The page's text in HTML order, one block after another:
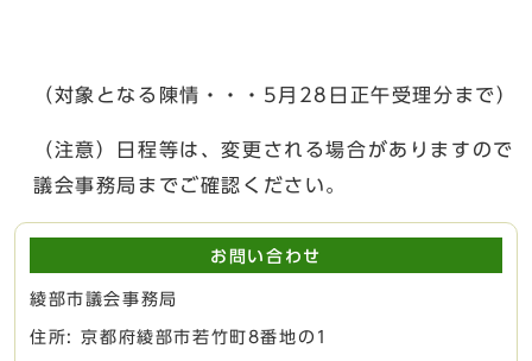
（対象となる陳情・・・5月28日正午受理分まで）
（注意）日程等は、変更される場合がありますので
議会事務局までご確認ください。
お問い合わせ
綾部市議会事務局
住所: 京都府綾部市若竹町8番地の1